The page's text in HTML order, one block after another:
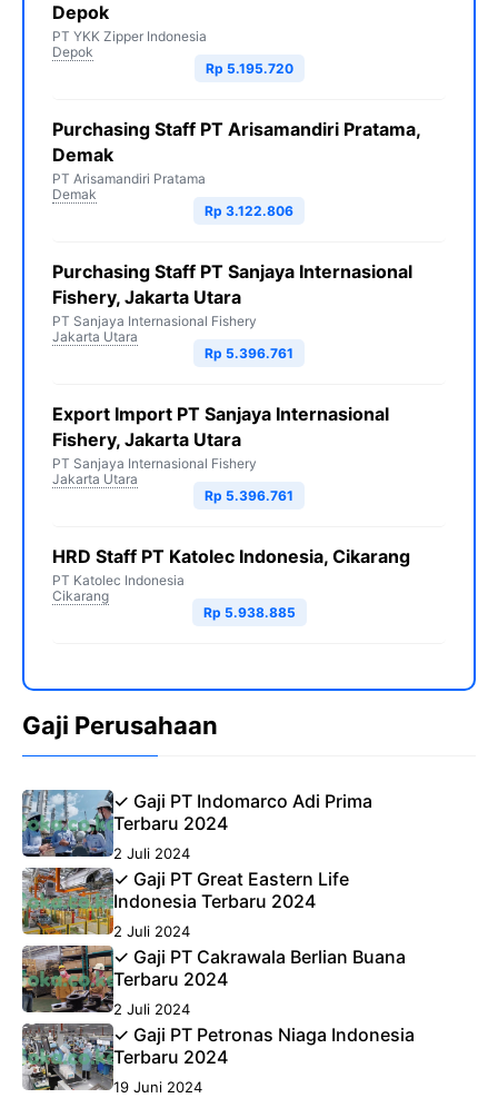
Depok
PT YKK Zipper Indonesia
Depok
Rp 5.195.720
Purchasing Staff PT Arisamandiri Pratama,
Demak
PT Arisamandiri Pratama
Demak
Rp 3.122.806
Purchasing Staff PT Sanjaya Internasional
Fishery, Jakarta Utara
PT Sanjaya Internasional Fishery
Jakarta Utara
Rp 5.396.761
Export Import PT Sanjaya Internasional
Fishery, Jakarta Utara
PT Sanjaya Internasional Fishery
Jakarta Utara
Rp 5.396.761
HRD Staff PT Katolec Indonesia, Cikarang
PT Katolec Indonesia
Cikarang
Rp 5.938.885
Gaji Perusahaan
✓ Gaji PT Indomarco Adi Prima
Terbaru 2024
2 Juli 2024
✓ Gaji PT Great Eastern Life
Indonesia Terbaru 2024
2 Juli 2024
✓ Gaji PT Cakrawala Berlian Buana
Terbaru 2024
2 Juli 2024
✓ Gaji PT Petronas Niaga Indonesia
Terbaru 2024
19 Juni 2024